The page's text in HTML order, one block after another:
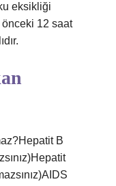
eksikliği
önceki 12 saat
B